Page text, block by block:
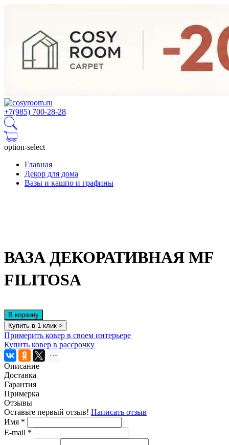
+7(985) 700-28-28
option-select
Главная
Декор для дома
Вазы и кашпо и графины
ВАЗА ДЕКОРАТИВНАЯ MF
FILITOSA
В корзину
Купить в 1 клик >
Примерить ковер в своем интерьере
Купить ковер в рассрочку
Описание
Доставка
Гарантия
Примерка
Отзывы
Оставьте первый отзыв! Написать отзыв
Имя *
E-mail *